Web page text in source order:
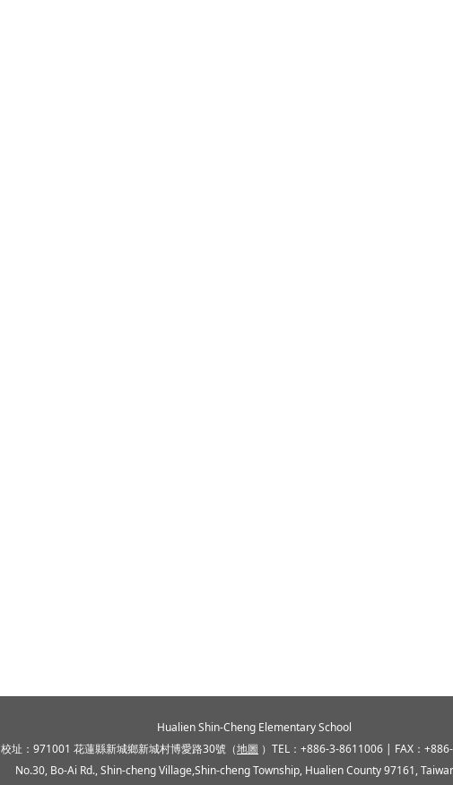
Hualien Shin-Cheng Elementary School
校址：971001 花蓮縣新城鄉新城村博愛路30號（地圖 ）TEL：+886-3-8611006 | FAX：
No.30, Bo-Ai Rd., Shin-cheng Village,Shin-cheng Township, Hualien County 97161, Taiwan